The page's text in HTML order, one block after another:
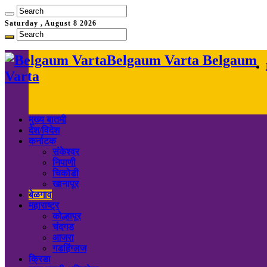
Saturday , August 8 2026
Belgaum Varta Belgaum
Varta
मुख्य बातमी
देश/विदेश
कर्नाटक
संकेश्वर
निपाणी
चिकोडी
खानापूर
बेळगाव
महाराष्ट्र
कोल्हापूर
चंदगड
आजरा
गडहिंग्लज
क्रिडा